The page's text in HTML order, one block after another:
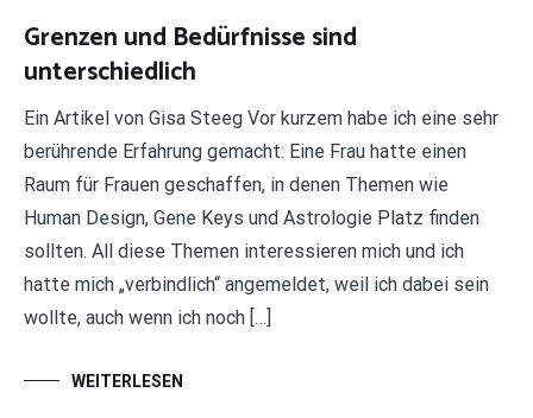
Grenzen und Bedürfnisse sind
unterschiedlich
Ein Artikel von Gisa Steeg Vor kurzem habe ich eine sehr
berührende Erfahrung gemacht: Eine Frau hatte einen
Raum für Frauen geschaffen, in denen Themen wie
Human Design, Gene Keys und Astrologie Platz finden
sollten. All diese Themen interessieren mich und ich
hatte mich „verbindlich“ angemeldet, weil ich dabei sein
wollte, auch wenn ich noch […]
WEITERLESEN